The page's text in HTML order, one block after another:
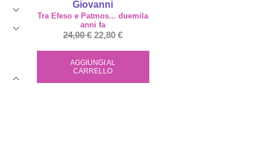
Giovanni
Tra Efeso e Patmos... duemila
anni fa
24,00€ 22,80€
AGGIUNGI AL
CARRELLO